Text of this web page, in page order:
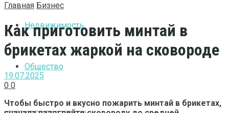
Недвижимость
Общество
Главная Бизнес
Как приготовить минтай в
брикетах жаркой на сковороде
19.07.2025
0 0
Чтобы быстро и вкусно пожарить минтай в брикетах,